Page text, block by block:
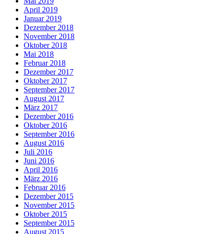
April 2019
Januar 2019
Dezember 2018
November 2018
Oktober 2018
Mai 2018
Februar 2018
Dezember 2017
Oktober 2017
September 2017
August 2017
März 2017
Dezember 2016
Oktober 2016
September 2016
August 2016
Juli 2016
Juni 2016
April 2016
März 2016
Februar 2016
Dezember 2015
November 2015
Oktober 2015
September 2015
August 2015